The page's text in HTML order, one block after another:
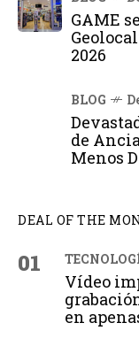
GAME
2026
BLOG
de
Menos
DEAL OF THE
01
Vídeo
en